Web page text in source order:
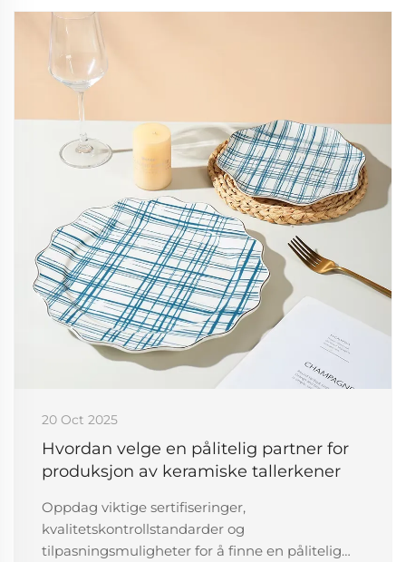
20 Oct 2025
Hvordan velge en pålitelig partner for
produksjon av keramiske tallerkener
Oppdag viktige sertifiseringer,
kvalitetskontrollstandarder og
tilpasningsmuligheter for å finne en pålitelig